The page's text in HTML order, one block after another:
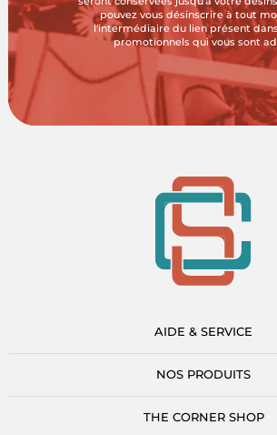
pouvez vous désinscrire à tout
l'intermédiaire du lien présent
promotionnels qui vous sont
AIDE & SERVICE
NOS PRODUITS
THE CORNER SHOP